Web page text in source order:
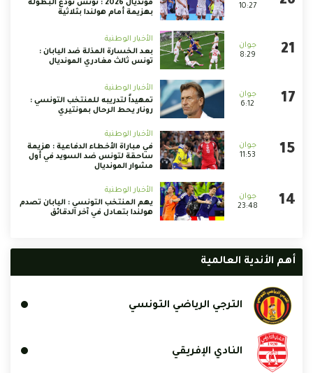
10:27
مونديال 2026 : تونس تودّع البطولة
بهزيمة أمام هولندا بثلاثية
8:29
الأخبار الوطنية
بعد الخسارة المذلة ضد اليابان :
تونس ثالث مغادري المونديال
6:12
الأخبار الوطنية
تمهيداً لتدريبه للمنتخب التونسي :
رونار يحط الرحال بمونتيري
11:53
الأخبار الوطنية
في مباراة الأخطاء الدفاعية : هزيمة
ساحقة لتونس ضد السويد في أول
مشوار المونديال
23:48
الأخبار الوطنية
يهم المنتخب التونسي : اليابان تصدم
هولندا بتعادل في آخر الدقائق
أهم الأندية العالمية
الترجي الرياضي التونسي
النادي الإفريقي